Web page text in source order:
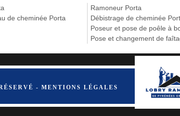
de cheminée Porta
Ramoneur Porta
Débistrage de cheminée
Poseur et pose de poêle à
Pose et changement de
-MENTIONS LÉGALES